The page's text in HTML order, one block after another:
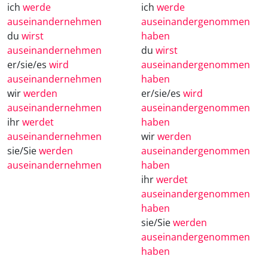
ich werde
auseinandernehmen
du wirst
auseinandernehmen
er/sie/es wird
auseinandernehmen
wirwerden
auseinandernehmen
ihrwerdet
auseinandernehmen
sie/Siewerden
auseinandernehmen
ich werde
auseinandergenommen
haben
du wirst
auseinandergenommen
haben
er/sie/es wird
auseinandergenommen
haben
wirwerden
auseinandergenommen
haben
ihrwerdet
auseinandergenommen
haben
sie/Siewerden
auseinandergenommen
haben